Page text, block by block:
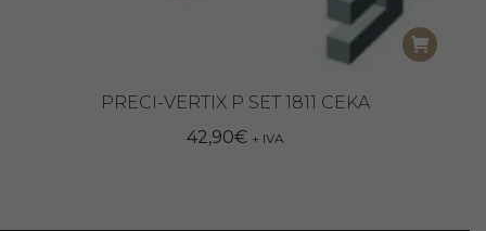
PRECI-VERTIX P SET 1811 CEKA
42,90€ + IVA